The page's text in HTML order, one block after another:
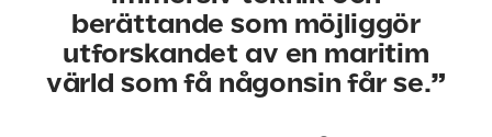
berättande som möjliggör
utforskandet av en maritim
värld som få någonsin får se.